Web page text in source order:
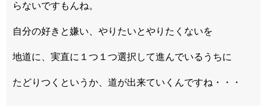
らないですもんね。
自分の好きと嫌い、やりたいとやりたくないを
地道に、実直に１つ１つ選択して進んでいるうちに
たどりつくというか、道が出来ていくんですね・・・